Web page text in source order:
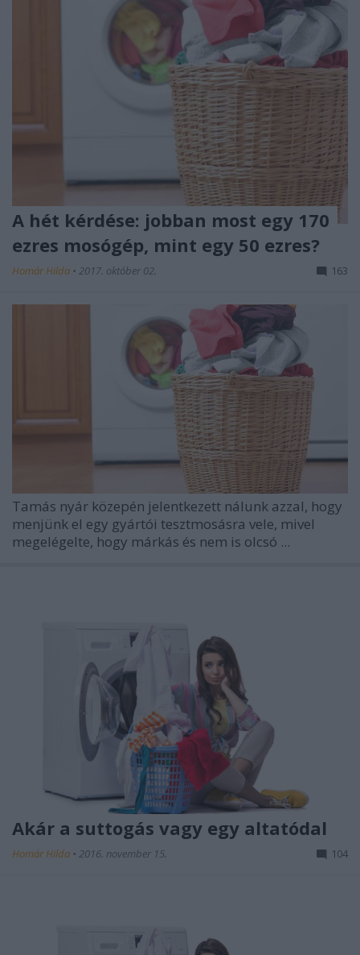
A hét kérdése: jobban most egy 170
ezres mosógép, mint egy 50 ezres?
Homár Hilda • 2017. október 02. 163
Tamás nyár közepén jelentkezett nálunk azzal, hogy
menjünk el egy gyártói tesztmosásra vele, mivel
megelégelte, hogy márkás és nem is olcsó ...
Akár a suttogás vagy egy altatódal
Homár Hilda • 2016. november 15. 104